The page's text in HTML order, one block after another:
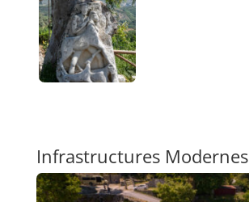
Infrastructures Modernes